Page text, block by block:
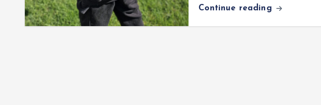
Continue reading